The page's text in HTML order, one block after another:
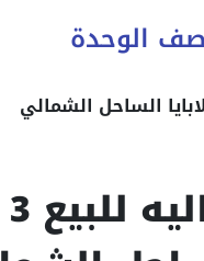
الوحدة
الساحل الشمالي